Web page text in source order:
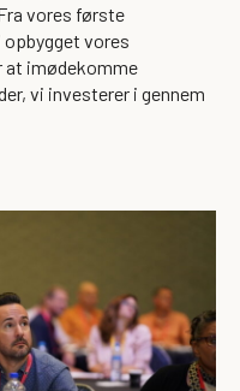
vores første
vores
at imødekomme
vi investerer i gennem